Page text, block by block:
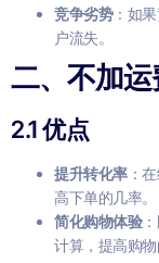
竞争劣势：如
户流失。
二、不加
2.1 优点
提升转化率：
高下单的几率。
简化购物体验
计算，提高购物